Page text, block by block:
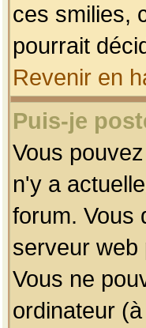
ces smilies,
pourrait
Revenir en
Puis-je
Vous
n'y a
forum. Vous
serveur web
Vous ne
ordinateur